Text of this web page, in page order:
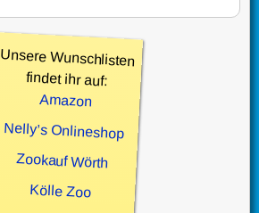
Unsere Wunschlisten
findet ihr auf:
Amazon
Nelly’s Onlineshop
Zookauf Wörth
Kölle Zoo